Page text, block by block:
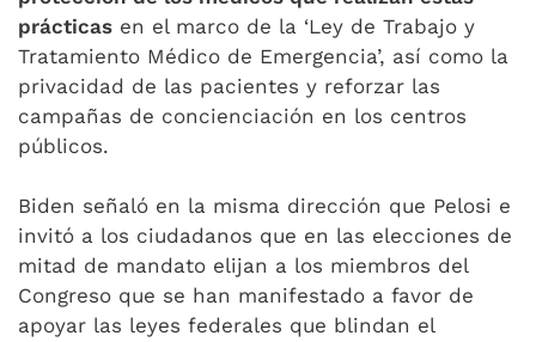
prácticas en el marco de la ‘Ley de Trabajo y
Tratamiento Médico de Emergencia’, así como la
privacidad de las pacientes y reforzar las
campañas de concienciación en los centros
públicos.
Biden señaló en la misma dirección que Pelosi e
invitó a los ciudadanos que en las elecciones de
mitad de mandato elijan a los miembros del
Congreso que se han manifestado a favor de
apoyar las leyes federales que blindan el